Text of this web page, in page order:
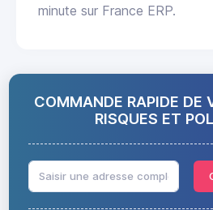
minute sur France ERP.
COMMANDE RAPIDE DE
RISQUES ET